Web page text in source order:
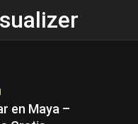
en Maya –